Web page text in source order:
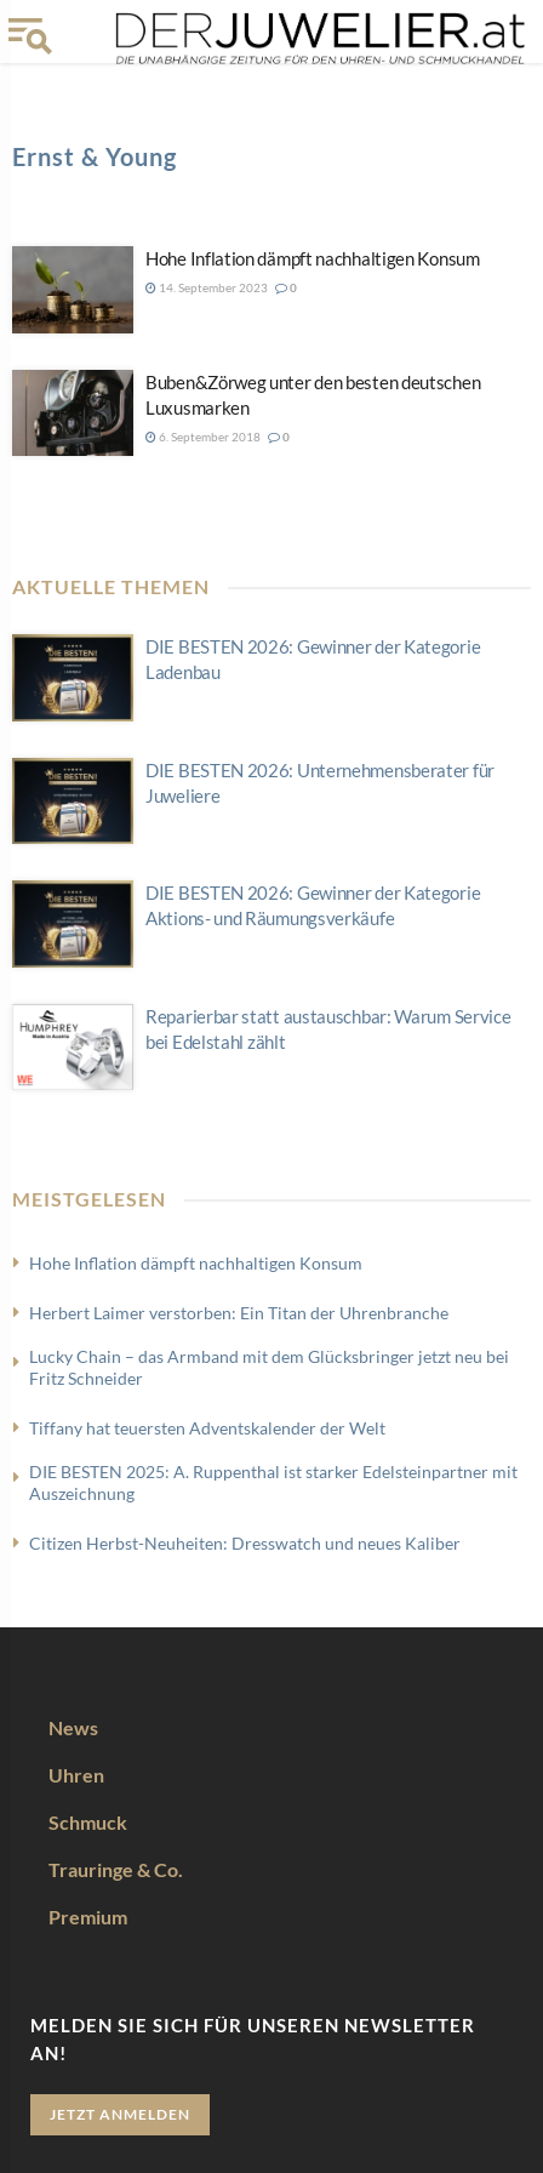
Ernst & Young
Hohe Inflation dämpft nachhaltigen Konsum
14. September 2023 0
Buben&Zörweg unter den besten deutschen
Luxusmarken
6. September 2018 0
AKTUELLE THEMEN
DIE BESTEN 2026: Gewinner der Kategorie
Ladenbau
DIE BESTEN 2026: Unternehmensberater für
Juweliere
DIE BESTEN 2026: Gewinner der Kategorie
Aktions- und Räumungsverkäufe
Reparierbar statt austauschbar: Warum Service
bei Edelstahl zählt
MEISTGELESEN
Hohe Inflation dämpft nachhaltigen Konsum
Herbert Laimer verstorben: Ein Titan der Uhrenbranche
Lucky Chain – das Armband mit dem Glücksbringer jetzt neu bei
Fritz Schneider
Tiffany hat teuersten Adventskalender der Welt
DIE BESTEN 2025: A. Ruppenthal ist starker Edelsteinpartner mit
Auszeichnung
Citizen Herbst-Neuheiten: Dresswatch und neues Kaliber
News
Uhren
Schmuck
Trauringe & Co.
Premium
MELDEN SIE SICH FÜR UNSEREN NEWSLETTER
AN!
JETZT ANMELDEN